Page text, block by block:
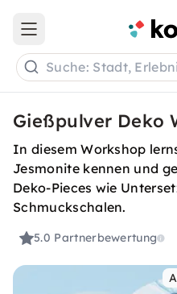
Open main menu
Suche: Stadt,
Gießpulver Deko
In diesem Workshop
Jesmonite kennen und
Deko-Pieces wie
Schmuckschalen.
5.0 Partnerbewertung